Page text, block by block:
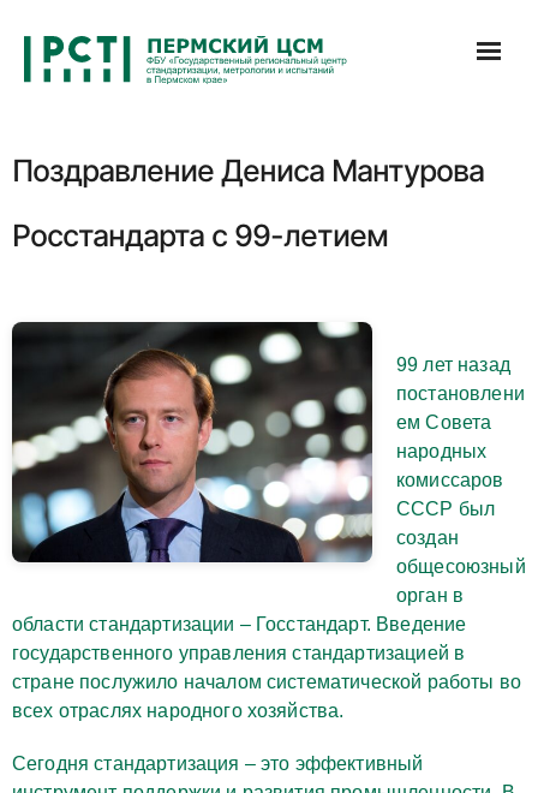
содержимому
Поздравление Дениса Мантурова
Росстандарта с 99-летием
99 лет назад
постановлени
ем Совета
народных
комиссаров
СССР был
создан
общесоюзный
орган в
области стандартизации – Госстандарт. Введение
государственного управления стандартизацией в
стране послужило началом систематической работы во
всех отраслях народного хозяйства.
Сегодня стандартизация – это эффективный